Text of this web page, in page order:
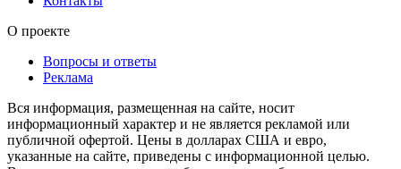
О проекте
Вопросы и ответы
Реклама
Вся информация, размещенная на сайте, носит
информационный характер и не является рекламой или
публичной офертой. Цены в долларах США и евро,
указанные на сайте, приведены с информационной целью.